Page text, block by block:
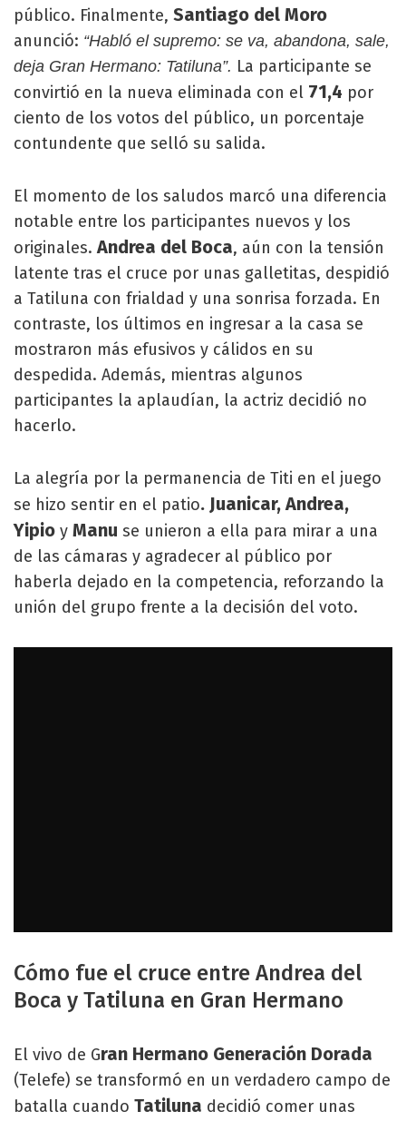
público. Finalmente, Santiago del Moro
anunció: “Habló el supremo: se va, abandona, sale,
deja Gran Hermano: Tatiluna”. La participante se
convirtió en la nueva eliminada con el 71,4 por
ciento de los votos del público, un porcentaje
contundente que selló su salida.
El momento de los saludos marcó una diferencia
notable entre los participantes nuevos y los
originales.Andrea del Boca, aún con la tensión
latente tras el cruce por unas galletitas, despidió
a Tatiluna con frialdad y una sonrisa forzada. En
contraste, los últimos en ingresar a la casa se
mostraron más efusivos y cálidos en su
despedida. Además, mientras algunos
participantes la aplaudían, la actriz decidió no
hacerlo.
La alegría por la permanencia de Titi en el juego
se hizo sentir en el patio. Juanicar, Andrea,
Yipio y Manu se unieron a ella para mirar a una
de las cámaras y agradecer al público por
haberla dejado en la competencia, reforzando la
unión del grupo frente a la decisión del voto.
Cómo fue el cruce entre Andrea del
Boca y Tatiluna en Gran Hermano
El vivo de Gran Hermano Generación Dorada
(Telefe) se transformó en un verdadero campo de
batalla cuando Tatiluna decidió comer unas